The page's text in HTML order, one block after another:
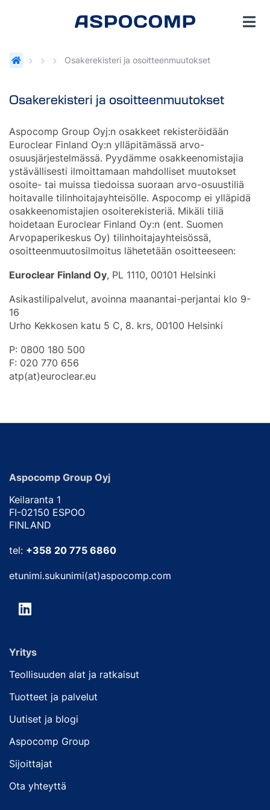
Osakerekisteri ja osoitteenmuutokset
Osakerekisteri ja osoitteenmuutokset
Aspocomp Group Oyj:n osakkeet rekisteröidään
Euroclear Finland Oy:n ylläpitämässä arvo-
osuusjärjestelmässä. Pyydämme osakkeenomistajia
ystävällisesti ilmoittamaan mahdolliset muutokset
osoite- tai muissa tiedoissa suoraan arvo-osuustiliä
hoitavalle tilinhoitajayhteisölle. Aspocomp ei ylläpidä
osakkeenomistajien osoiterekisteriä. Mikäli tiliä
hoidetaan Euroclear Finland Oy:n (ent. Suomen
Arvopaperikeskus Oy) tilinhoitajayhteisössä,
osoitteenmuutosilmoitus lähetetään osoitteeseen:
Euroclear Finland Oy, PL 1110, 00101 Helsinki
Asikastilipalvelut, avoinna maanantai-perjantai klo 9-
16
Urho Kekkosen katu 5 C, 8. krs, 00100 Helsinki
P: 0800 180 500
F: 020 770 656
atp(at)euroclear.eu
Aspocomp Group Oyj
Keilaranta 1
FI-02150 ESPOO
FINLAND
tel: +358 20 775 6860
etunimi.sukunimi(at)aspocomp.com
Yritys
Teollisuuden alat ja ratkaisut
Tuotteet ja palvelut
Uutiset ja blogi
Aspocomp Group
Sijoittajat
Ota yhteyttä